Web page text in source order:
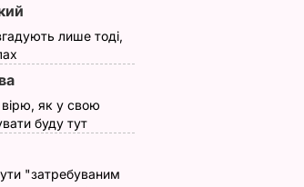
гуляє
і його
11.30 БУЛЬВАР
лише тоді,
вірю, як у свою
буду тут
"затребуваним